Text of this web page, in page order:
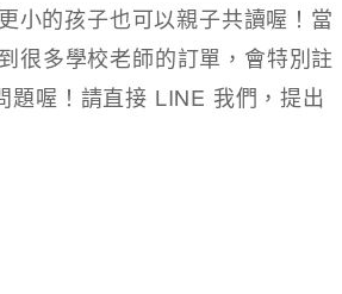
小的孩子也可以親子共讀喔！當
很多學校老師的訂單，會特別註
題喔！請直接 LINE 我們，提出